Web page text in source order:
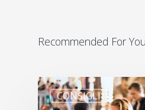
Recommended For You
CONSIGLI